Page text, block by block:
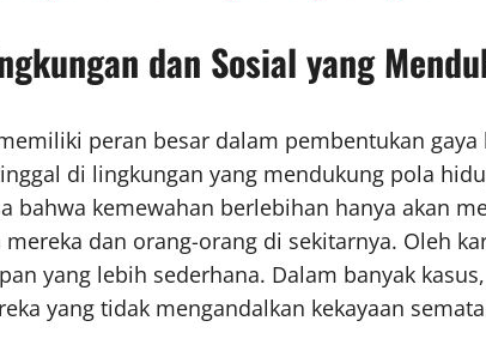
dan Sosial yang
peran besar dalam pembentukan
di lingkungan yang mendukung pola
bahwa kemewahan berlebihan hanya akan
dan orang-orang di sekitarnya. Oleh
yang lebih sederhana. Dalam banyak
yang tidak mengandalkan kekayaan